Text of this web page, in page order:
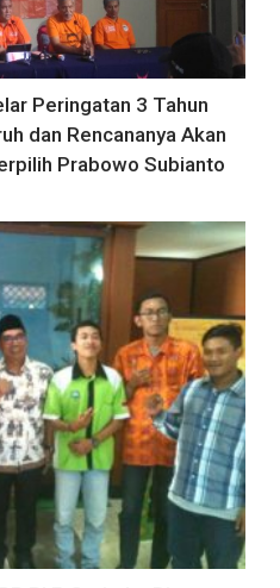
Peringatan 3 Tahun
dan Rencananya Akan
Prabowo Subianto